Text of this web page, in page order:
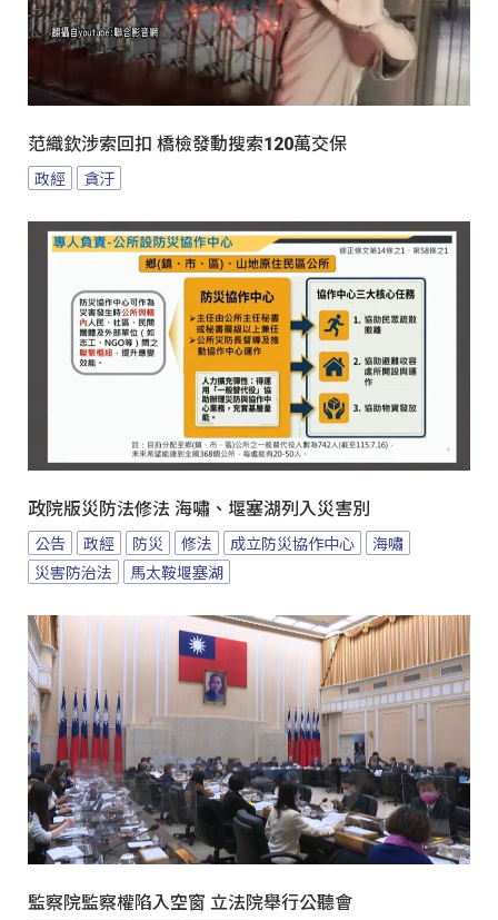
范織欽涉索回扣 橋檢發動搜索120萬交保
政經 貪汙
政院版災防法修法 海嘯、堰塞湖列入災害別
公告 政經 防災 修法 成立防災協作中心
海嘯
災害防治法
馬太鞍堰塞湖
監察院監察權陷入空窗 立法院舉行公聽會